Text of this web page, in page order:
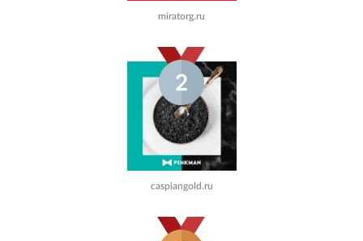
miratorg.ru
2
caspiangold.ru